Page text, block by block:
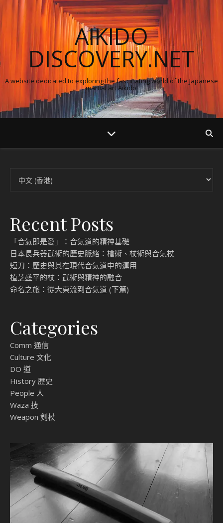
AIKIDO
DISCOVERY.NET
A website dedicated to exploring the fascinating world of the Japanese
martial art Aikido!
Recent Posts
「合氣即是愛」：合氣道的精神基礎
日本長兵器武術的歷史脈絡：槍術、杖術與合氣杖
短刀：歷史與其在現代合氣道中的運用
植芝盛平的杖：武術與精神的融合
命名之旅：從大東流到合氣道 (下篇)
Categories
Comm 通信
Culture 文化
DO 道
History 歴史
People 人
Waza 技
Weapon 剣杖